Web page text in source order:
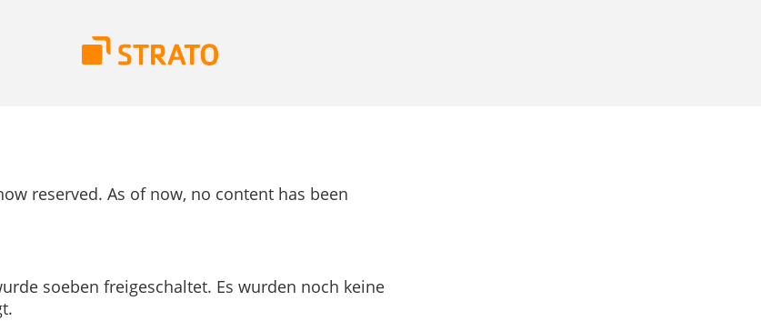
reserved. As of now, no content has been
soeben freigeschaltet. Es wurden noch keine